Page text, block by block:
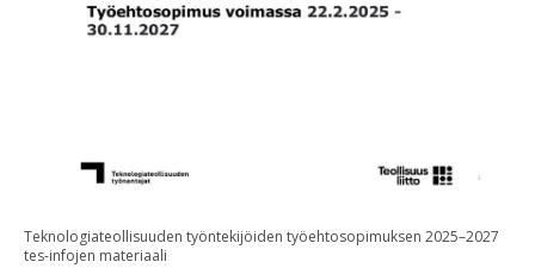
Teknologiateollisuuden työntekijöiden työehtosopimuksen 2025–2027
tes-infojen materiaali